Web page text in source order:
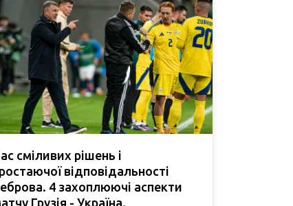
сміливих рішень і
відповідальності
4 захоплюючі аспекти
Грузія - Україна.